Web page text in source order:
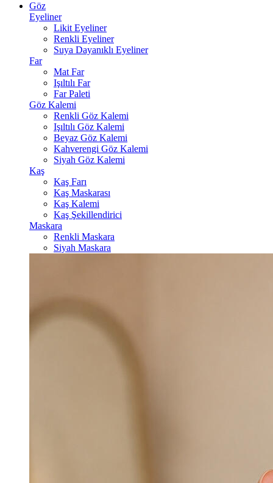
Göz
Eyeliner
Likit Eyeliner
Renkli Eyeliner
Suya Dayanıklı Eyeliner
Far
Mat Far
Işıltılı Far
Far Paleti
Göz Kalemi
Renkli Göz Kalemi
Işıltılı Göz Kalemi
Beyaz Göz Kalemi
Kahverengi Göz Kalemi
Siyah Göz Kalemi
Kaş
Kaş Farı
Kaş Maskarası
Kaş Kalemi
Kaş Şekillendirici
Maskara
Renkli Maskara
Siyah Maskara